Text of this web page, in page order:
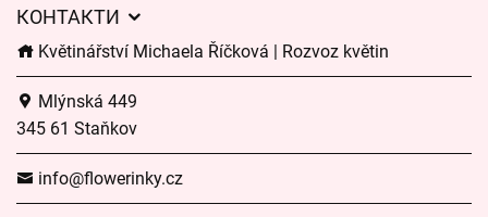
КОНТАКТИ
Květinářství Michaela Říčková | Rozvoz květin
Mlýnská 449
345 61 Staňkov
info@flowerinky.cz